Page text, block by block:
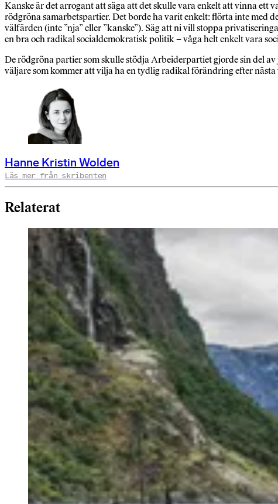
Kanske är det arrogant att säga att det skulle vara enkelt att vinna
rödgröna samarbetspartier. Det borde ha varit enkelt: flörta inte med
välfärden (inte ”nja” eller ”kanske”). Säg att ni vill stoppa
en bra och radikal socialdemokratisk politik – våga helt enkelt vara
De rödgröna partier som skulle stödja Arbeiderpartiet gjorde sin del
väljare som kommer att vilja ha en tydlig radikal förändring efter nästa
Hanne Kristin Wolden
Läs mer från skribenten
Relaterat